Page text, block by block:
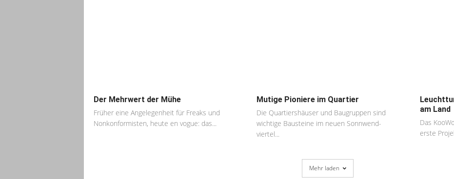
Der Mehrwert der Mühe
Früher eine Angelegenheit für Freaks und
Nonkonformisten, heute en vogue: das...
Mutige Pioniere im Quartier
Die Quartiershäuser und Baugruppen sind
wichtige Bausteine im neuen Sonnwend-
viertel...
am Land
Das
erste
Mehr laden